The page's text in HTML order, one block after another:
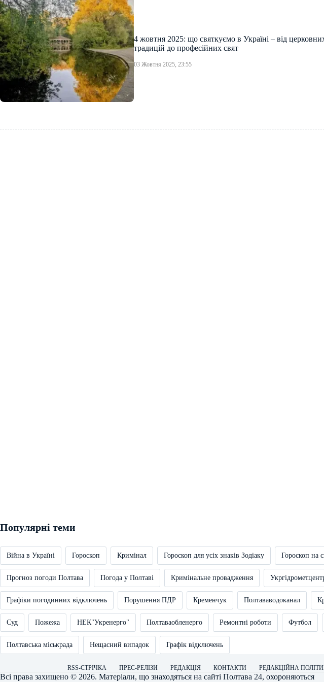
4 жовтня 2025: що святкуємо в Україні – від
традицій до професійних свят
03 Жовтня 2025, 23:55
Популярні теми
Війна в Україні Гороскоп Кримінал Гороскоп для усіх знаків Зодіаку Гороскоп на
Прогноз погоди Полтава Погода у Полтаві Кримінальне провадження
Графіки погодинних відключень Порушення ПДР Кременчук Полтававодоканал
Суд Пожежа НЕК"Укренерго" Полтаваобленерго Ремонтні роботи Футбол
Полтавська міськрада Нещасний випадок Графік відключень
RSS-СТРІЧКА ПРЕС-РЕЛІЗИ РЕДАКЦІЯ КОНТАКТИ РЕДАКЦІЙНА
Всі права захищено © 2026. Матеріали, що знаходяться на сайті Полтава 24, охороняються